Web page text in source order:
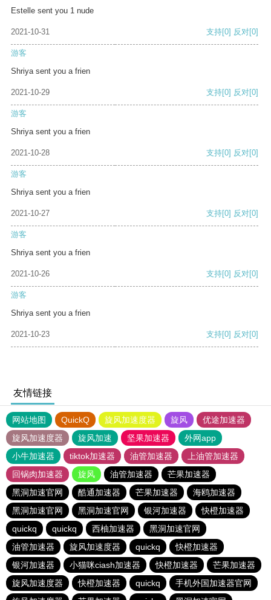
Estelle sent you 1 nude
2021-10-31 支持[0] 反对[0]
游客
Shriya sent you a frien
2021-10-29 支持[0] 反对[0]
游客
Shriya sent you a frien
2021-10-28 支持[0] 反对[0]
游客
Shriya sent you a frien
2021-10-27 支持[0] 反对[0]
游客
Shriya sent you a frien
2021-10-26 支持[0] 反对[0]
游客
Shriya sent you a frien
2021-10-23 支持[0] 反对[0]
友情链接
网站地图 QuickQ 旋风加速度器 旋风
优途加速器
旋风加速度器
旋风加速 坚果加速器
外网app
小牛加速器
tiktok加速器 油管加速器
上油管加速器
回锅肉加速器
旋风 油管加速器
芒果加速器
黑洞加速官网
酷通加速器 芒果加速器
海鸥加速器
黑洞加速官网
黑洞加速官网 银河加速器
快橙加速器
quickq
quickq 西柚加速器
黑洞加速官网
油管加速器
旋风加速度器 quickq
快橙加速器
银河加速器
小猫咪ciash加速器 快橙加速器
芒果加速器
旋风加速度器
快橙加速器 quickq
手机外国加速器官网